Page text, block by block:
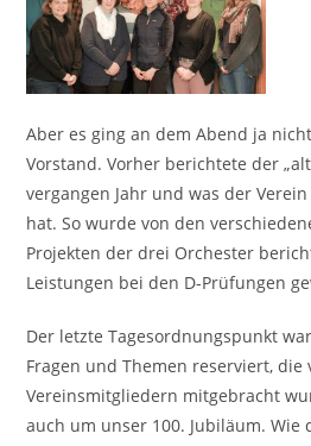
Aber es ging an dem Abend ja
Vorstand. Vorher berichtete der
vergangen Jahr und was der
hat. So wurde von den
Projekten der drei Orchester
Leistungen bei den D-Prüfungen
Der letzte Tagesordnungspunkt
Fragen und Themen reserviert, die
Vereinsmitgliedern mitgebracht
auch um unser 100. Jubiläum. Wie